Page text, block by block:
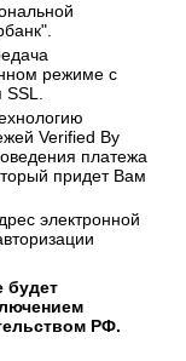
режиме с
SSL.
Verified By
платежа
придет Вам
электронной
будет
РФ.